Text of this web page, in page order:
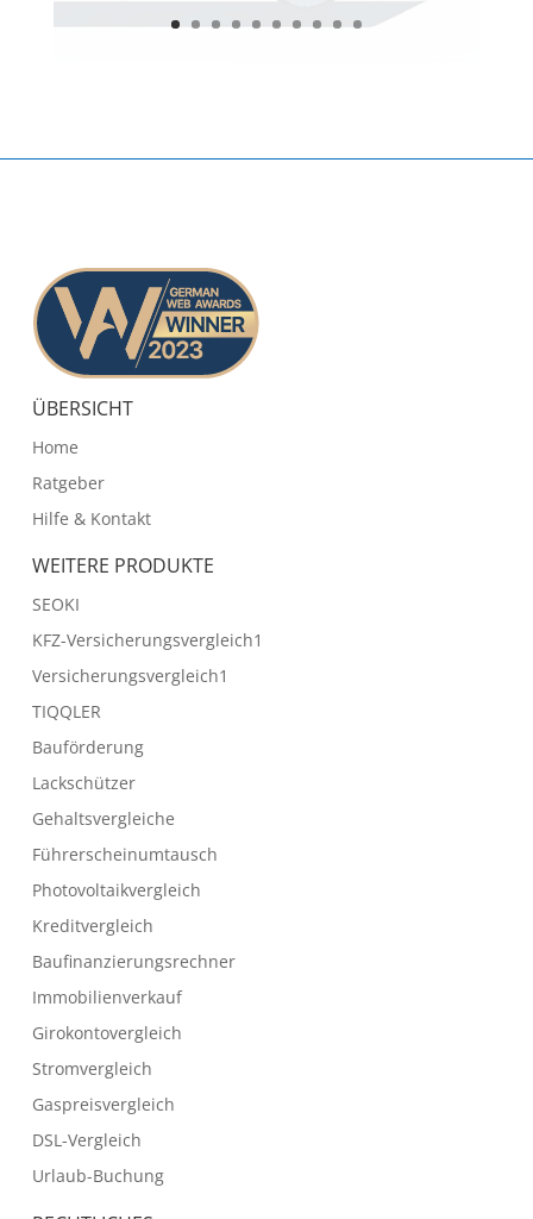
ÜBERSICHT
Home
Ratgeber
Hilfe & Kontakt
WEITERE PRODUKTE
SEOKI
KFZ-Versicherungsvergleich1
Versicherungsvergleich1
TIQQLER
Bauförderung
Lackschützer
Gehaltsvergleiche
Führerscheinumtausch
Photovoltaikvergleich
Kreditvergleich
Baufinanzierungsrechner
Immobilienverkauf
Girokontovergleich
Stromvergleich
Gaspreisvergleich
DSL-Vergleich
Urlaub-Buchung